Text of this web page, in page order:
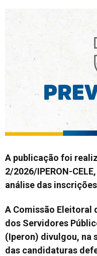
A publicação foi
2/2026/IPERON-
análise das
A Comissão Eleitoral
dos Servidores
(Iperon) divulgou, na
das candidaturas